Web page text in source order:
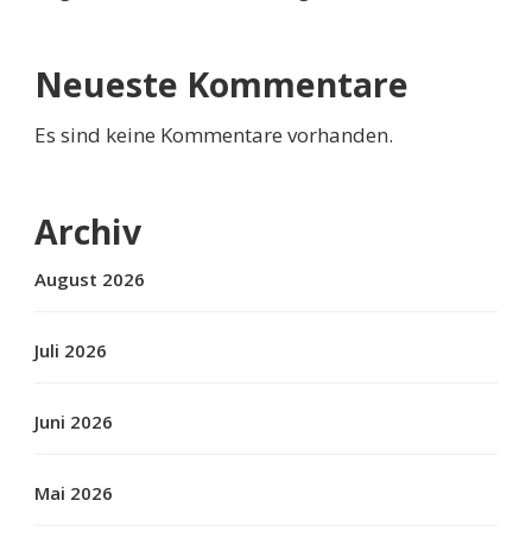
Neueste Kommentare
Es sind keine Kommentare vorhanden.
Archiv
August 2026
Juli 2026
Juni 2026
Mai 2026